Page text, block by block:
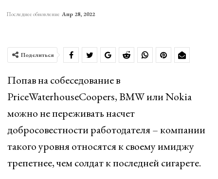
Последнее обновление Апр 28, 2022
Поделиться
Попав на собеседование в
PriceWaterhouseCoopers, BMW или Nokia
можно не переживать насчет
добросовестности работодателя – компании
такого уровня относятся к своему имиджу
трепетнее, чем солдат к последней сигарете.